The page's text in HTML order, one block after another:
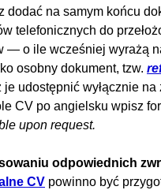
dodać na samym końcu
telefonicznych do
— o ile wcześniej wyrażą
osobny dokument, tzw.
je udostępnić wyłącznie na
CV po angielsku wpisz
upon request.
odpowiednich
CV powinno być